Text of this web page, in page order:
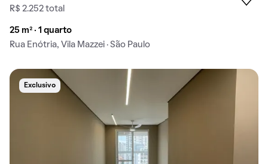
R$ 2.252 total
25 m² · 1 quarto
Rua Enótria, Vila Mazzei · São Paulo
Exclusivo